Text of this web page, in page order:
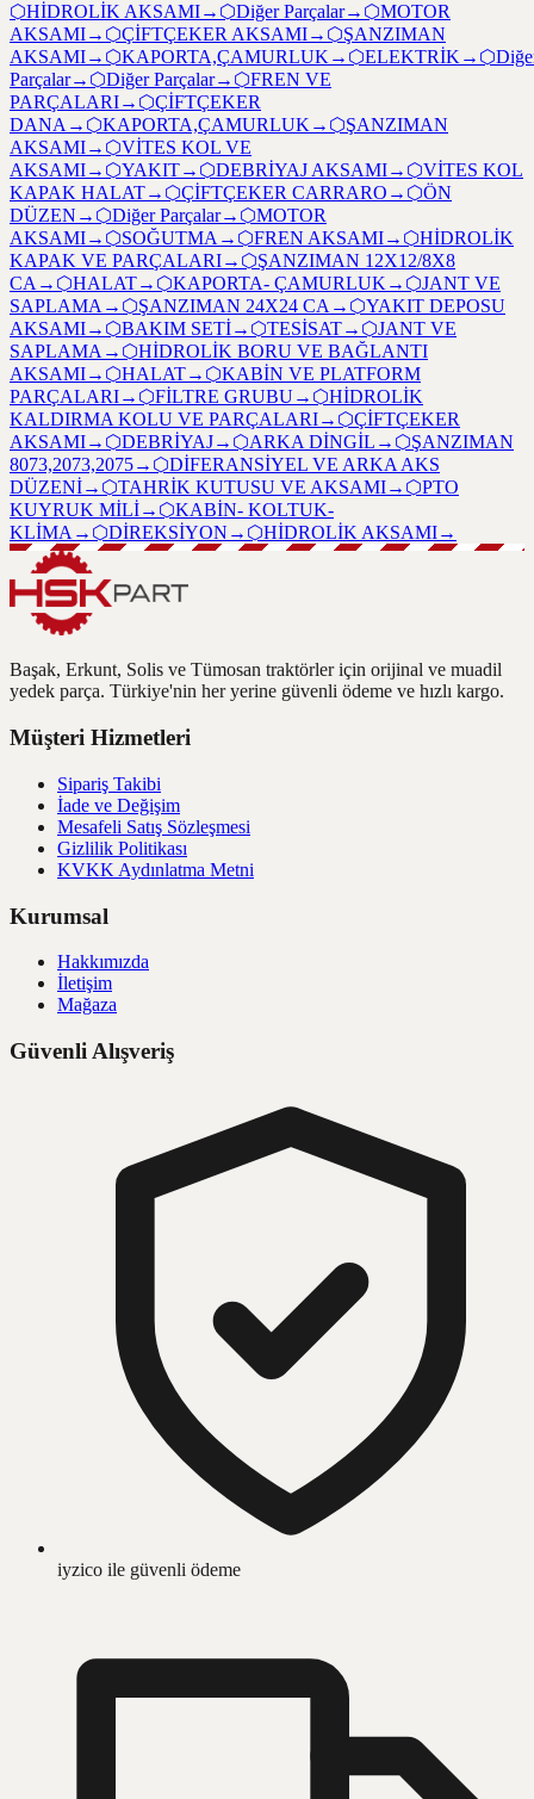
⬡HİDROLİK AKSAMI→ ⬡Diğer Parçalar→ ⬡MOTOR
AKSAMI→ ⬡ÇİFTÇEKER AKSAMI→ ⬡ŞANZIMAN
AKSAMI→ ⬡KAPORTA,ÇAMURLUK→ ⬡ELEKTRİK→ ⬡
Parçalar→ ⬡Diğer Parçalar→ ⬡FREN VE
PARÇALARI→ ⬡ÇİFTÇEKER
DANA→ ⬡KAPORTA,ÇAMURLUK→ ⬡ŞANZIMAN
AKSAMI→ ⬡VİTES KOL VE
AKSAMI→ ⬡YAKIT→ ⬡DEBRİYAJ AKSAMI→ ⬡VİTES KOL
KAPAK HALAT→ ⬡ÇİFTÇEKER CARRARO → ⬡ÖN
DÜZEN → ⬡Diğer Parçalar→ ⬡MOTOR
AKSAMI→ ⬡SOĞUTMA→ ⬡FREN AKSAMI→ ⬡HİDROLİK
KAPAK VE PARÇALARI→ ⬡ŞANZIMAN 12X12/8X8
CA→ ⬡HALAT→ ⬡KAPORTA- ÇAMURLUK→ ⬡JANT VE
SAPLAMA→ ⬡ŞANZIMAN 24X24 CA→ ⬡YAKIT DEPOSU
AKSAMI→ ⬡BAKIM SETİ→ ⬡TESİSAT→ ⬡JANT VE
SAPLAMA→ ⬡HİDROLİK BORU VE BAĞLANTI
AKSAMI→ ⬡HALAT→ ⬡KABİN VE PLATFORM
PARÇALARI→ ⬡FİLTRE GRUBU → ⬡HİDROLİK
KALDIRMA KOLU VE PARÇALARI→ ⬡ÇİFTÇEKER
AKSAMI→ ⬡DEBRİYAJ→ ⬡ARKA DİNGİL → ⬡ŞANZIMAN
8073,2073,2075→ ⬡DİFERANSİYEL VE ARKA AKS
DÜZENİ→ ⬡TAHRİK KUTUSU VE AKSAMI→ ⬡PTO
KUYRUK MİLİ→ ⬡KABİN- KOLTUK-
KLİMA→ ⬡DİREKSİYON → ⬡HİDROLİK AKSAMI→
Başak, Erkunt, Solis ve Tümosan traktörler için orijinal ve muadil
yedek parça. Türkiye'nin her yerine güvenli ödeme ve hızlı kargo.
Müşteri Hizmetleri
Sipariş Takibi
İade ve Değişim
Mesafeli Satış Sözleşmesi
Gizlilik Politikası
KVKK Aydınlatma Metni
Kurumsal
Hakkımızda
İletişim
Mağaza
Güvenli Alışveriş
iyzico ile güvenli ödeme